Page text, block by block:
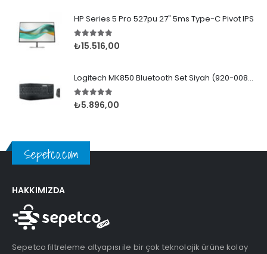
HP Series 5 Pro 527pu 27" 5ms Type-C Pivot IPS
5.005 üzerinden
₺15.516,00
Logitech MK850 Bluetooth Set Siyah (920-008230)
5.005 üzerinden
₺5.896,00
Sepetco.com
HAKKIMIZDA
Sepetco filtreleme altyapısı ile bir çok teknolojik ürüne kolay